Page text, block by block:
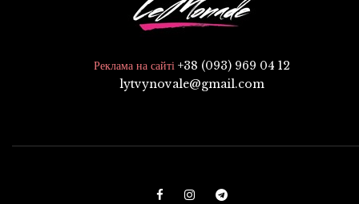
Реклама на сайті +38 (093) 969 04 12
lytvynovale@gmail.com